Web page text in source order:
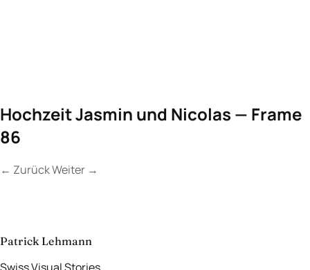
Hochzeit Jasmin und Nicolas — Frame
86
← ZurückWeiter →
aufnehmen→
Patrick Lehmann